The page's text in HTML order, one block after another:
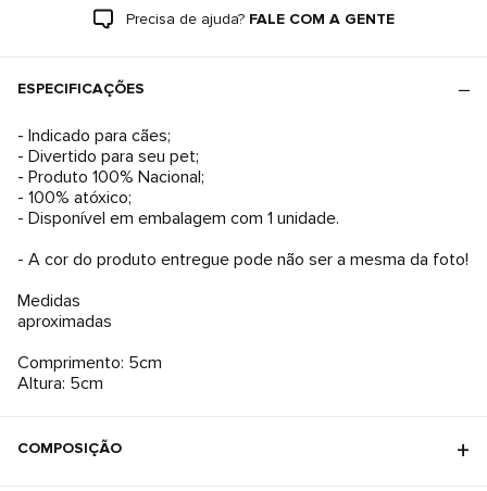
Precisa de ajuda? FALE COM A GENTE
ESPECIFICAÇÕES
- Indicado para cães;
- Divertido para seu pet;
- Produto 100% Nacional;
- 100% atóxico;
- Disponível em embalagem com 1 unidade.
- A cor do produto entregue pode não ser a mesma da foto!
Medidas
aproximadas
Comprimento: 5cm
Altura: 5cm
COMPOSIÇÃO